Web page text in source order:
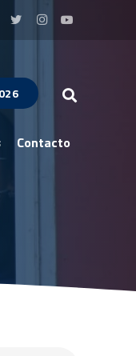
Contacto